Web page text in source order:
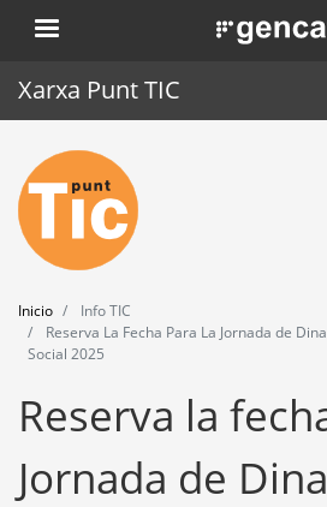
Pasar
al
. Obre en
Xarxa Punt TIC
Inicio
Punt TIC
Actualidad
Agenda
Herramientas
Inicio
Info TIC
Reserva La Fecha Para La Jornada de
Social 2025
Reserva la
Jornada de